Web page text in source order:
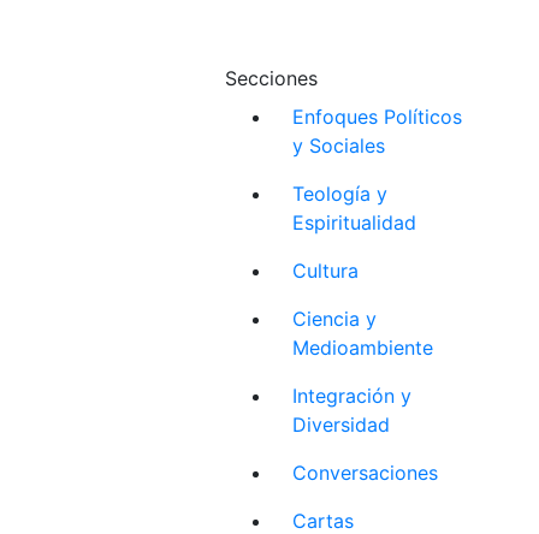
Secciones
Enfoques Políticos
y Sociales
Teología y
Espiritualidad
Cultura
Ciencia y
Medioambiente
Integración y
Diversidad
Conversaciones
Cartas